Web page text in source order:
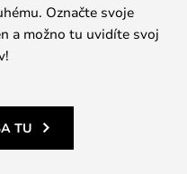
Označte svoje
a možno tu uvidíte svoj
TU